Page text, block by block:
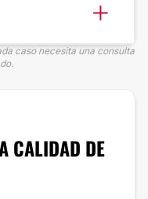
caso necesita una consulta
CALIDAD DE